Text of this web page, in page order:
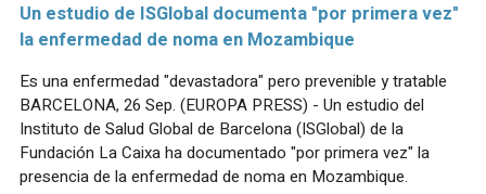
Un estudio de ISGlobal documenta "por primera vez"
la enfermedad de noma en Mozambique
Es una enfermedad "devastadora" pero prevenible y tratable
BARCELONA, 26 Sep. (EUROPA PRESS) - Un estudio del
Instituto de Salud Global de Barcelona (ISGlobal) de la
Fundación La Caixa ha documentado "por primera vez" la
presencia de la enfermedad de noma en Mozambique.